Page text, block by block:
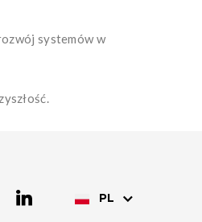
systemów w
PL